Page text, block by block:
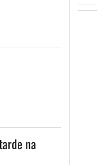
na